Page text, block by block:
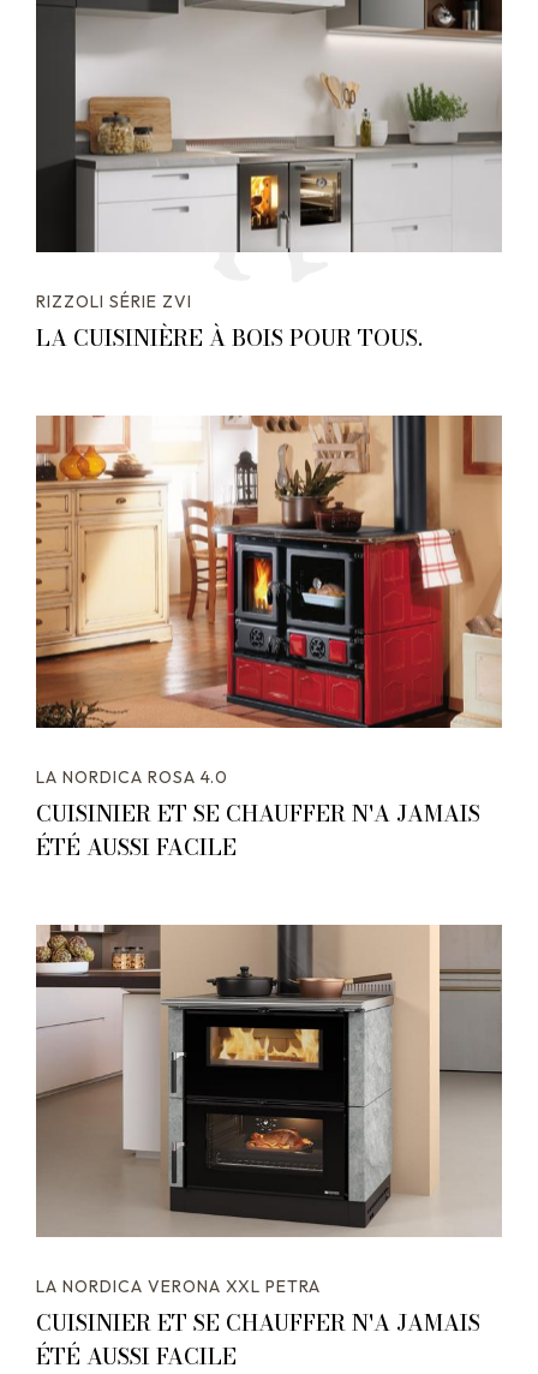
RIZZOLI SÉRIE ZVI
LA CUISINIÈRE À BOIS POUR TOUS.
LA NORDICA ROSA 4.0
CUISINIER ET SE CHAUFFER N'A JAMAIS
ÉTÉ AUSSI FACILE
LA NORDICA VERONA XXL PETRA
CUISINIER ET SE CHAUFFER N'A JAMAIS
ÉTÉ AUSSI FACILE